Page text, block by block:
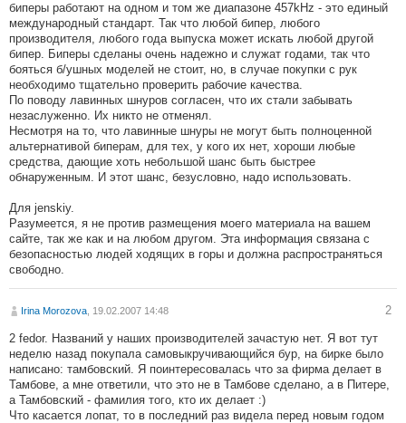
биперы работают на одном и том же диапазоне 457kHz - это единый
международный стандарт. Так что любой бипер, любого
производителя, любого года выпуска может искать любой другой
бипер. Биперы сделаны очень надежно и служат годами, так что
бояться б/ушных моделей не стоит, но, в случае покупки с рук
необходимо тщательно проверить рабочие качества.
По поводу лавинных шнуров согласен, что их стали забывать
незаслуженно. Их никто не отменял.
Несмотря на то, что лавинные шнуры не могут быть полноценной
альтернативой биперам, для тех, у кого их нет, хороши любые
средства, дающие хоть небольшой шанс быть быстрее
обнаруженным. И этот шанс, безусловно, надо использовать.
Для jenskiy.
Разумеется, я не против размещения моего материала на вашем
сайте, так же как и на любом другом. Эта информация связана с
безопасностью людей ходящих в горы и должна распространяться
свободно.
Irina Morozova , 19.02.2007 14:48 2
2 fedor. Названий у наших производителей зачастую нет. Я вот тут
неделю назад покупала самовыкручивающийся бур, на бирке было
написано: тамбовский. Я поинтересовалась что за фирма делает в
Тамбове, а мне ответили, что это не в Тамбове сделано, а в Питере,
а Тамбовский - фамилия того, кто их делает :)
Что касается лопат, то в последний раз видела перед новым годом